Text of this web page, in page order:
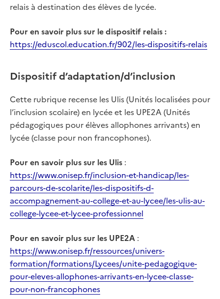
relais à destination des élèves de lycée.
Pour en savoir plus sur le dispositif relais :
https://eduscol.education.fr/902/les-dispositifs-relais
Dispositif d’adaptation/d’inclusion
Cette rubrique recense les Ulis (Unités localisées pour
l’inclusion scolaire) en lycée et les UPE2A (Unités
pédagogiques pour élèves allophones arrivants) en
lycée (classe pour non francophones).
Pour en savoir plus sur les Ulis :
https://www.onisep.fr/inclusion-et-handicap/les-
parcours-de-scolarite/les-dispositifs-d-
accompagnement-au-college-et-au-lycee/les-ulis-au-
college-lycee-et-lycee-professionnel
Pour en savoir plus sur les UPE2A :
https://www.onisep.fr/ressources/univers-
formation/formations/Lycees/unite-pedagogique-
pour-eleves-allophones-arrivants-en-lycee-classe-
pour-non-francophones